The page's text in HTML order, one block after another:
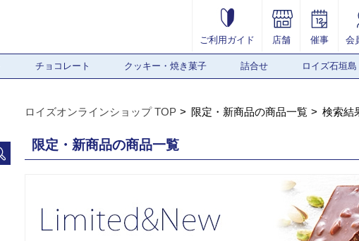
ご利用ガイド 店舗 催事 会
チョコレート クッキー・焼き菓子 詰合せ ロイズ石垣島
ロイズオンラインショップ TOP 限定・新商品の商品一覧 検索結
限定・新商品の商品一覧